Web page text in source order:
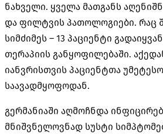
ნახველი. ყველა მათგანს
და ფილტვის პათოლოგიები. რაც
სიმძიმეს – 13 პაციენტი
თერაპიის განყოფილებაში.
იანვრისთვის პაციენტთა
საავადმყოფოდან.
გერმანიაში აღმოჩნდა
მნიშვნელოვნად სუსტი